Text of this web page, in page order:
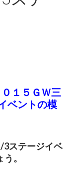
１５ＧＷ三
ベントの模
3ステージイベ
。